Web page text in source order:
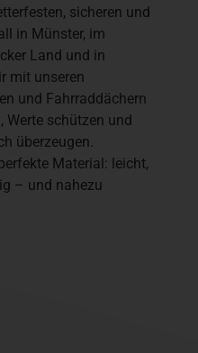
sicheren und
in Münster, im
Land und in
mit unseren
und Fahrraddächern
Werte schützen und
überzeugen.
Material: leicht,
– und nahezu